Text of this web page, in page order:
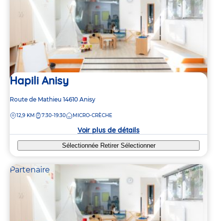
Hapili Anisy
Adresse
la
Route de Mathieu 14610 Anisy
DISTANCE
12,9 KM 7:30-19:30 MICRO-CRÈCHE
Voir plus de détails
Sélectionnée Retirer Sélectionner
Partenaire